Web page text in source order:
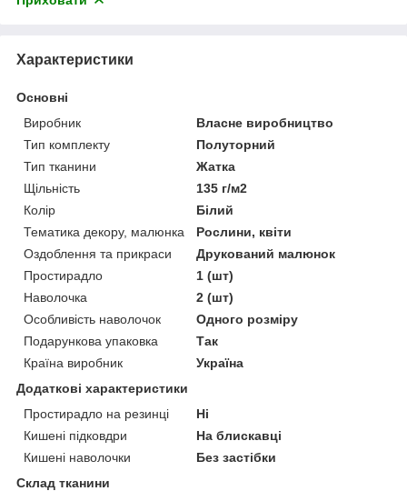
Характеристики
Основні
Виробник
Власне виробництво
Тип комплекту
Полуторний
Тип тканини
Жатка
Щільність
135 г/м2
Колір
Білий
Тематика декору, малюнка
Рослини, квіти
Оздоблення та прикраси
Друкований малюнок
Простирадло
1 (шт)
Наволочка
2 (шт)
Особливість наволочок
Одного розміру
Подарункова упаковка
Так
Країна виробник
Україна
Додаткові характеристики
Простирадло на резинці
Ні
Кишені підковдри
На блискавці
Кишені наволочки
Без застібки
Склад тканини